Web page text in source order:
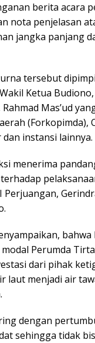
berita acara
nota penjelasan
jangka panjang
tersebut
Ketua
Mas’ud
(Forkopimda),
instansi lainnya.
menerima
Perjuangan,
Perumda
dari pihak
laut menjadi air
dengan
sehingga tidak